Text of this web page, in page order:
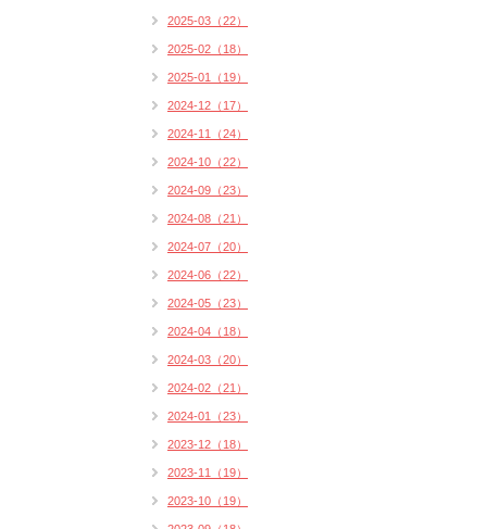
2025-03（22）
2025-02（18）
2025-01（19）
2024-12（17）
2024-11（24）
2024-10（22）
2024-09（23）
2024-08（21）
2024-07（20）
2024-06（22）
2024-05（23）
2024-04（18）
2024-03（20）
2024-02（21）
2024-01（23）
2023-12（18）
2023-11（19）
2023-10（19）